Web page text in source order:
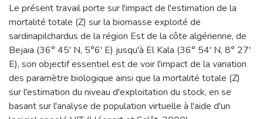
Le présent travail porte sur l'impact de l'estimation de la
mortalité totale (Z) sur la biomasse exploité de
sardinapilchardus de la région Est de la côte algérienne, de
Bejaia (36° 45' N, 5°6' E) jusqu'à El Kala (36° 54' N, 8° 27'
E), son objectif essentiel est de voir l'impact de la variation
des paramètre biologique ainsi que la mortalité totale (Z)
sur l'estimation du niveau d'exploitation du stock, en se
basant sur l'analyse de population virtuelle à l'aide d'un